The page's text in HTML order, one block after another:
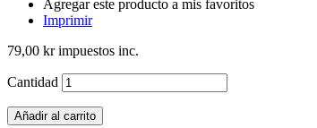
Agregar este producto a mis favoritos
Imprimir
79,00 krimpuestos inc.
Cantidad
Añadir al carrito